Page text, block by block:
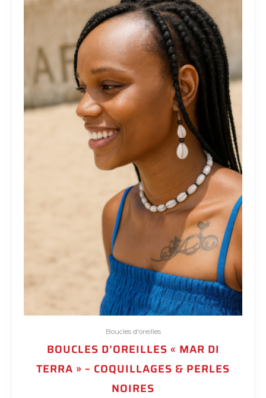
Boucles d'oreilles
BOUCLES D’OREILLES « MAR DI
TERRA » – COQUILLAGES & PERLES
NOIRES